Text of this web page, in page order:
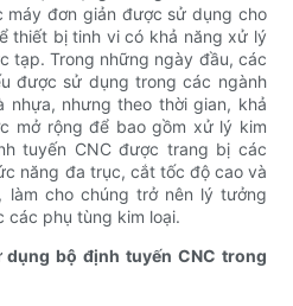
đơn giản được sử dụng cho
thiết bị tinh vi có khả năng xử lý
tạp. Trong những ngày đầu, các
được sử dụng trong các ngành
nhựa, nhưng theo thời gian, khả
mở rộng để bao gồm xử lý kim
tuyến CNC được trang bị các
năng đa trục, cắt tốc độ cao và
cho chúng trở nên lý tưởng
các phụ tùng kim loại.
bộ định tuyến CNC trong